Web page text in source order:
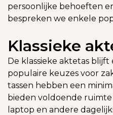
persoonlijke behoeften
bespreken we enkele
Klassieke
De klassieke aktetas blijft
populaire keuzes voor
tassen hebben een
bieden voldoende
laptop en andere